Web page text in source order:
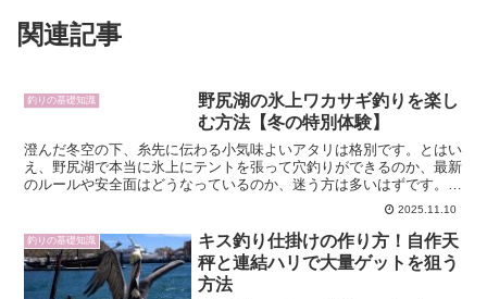
関連記事
釣りの基礎知識
野尻湖の氷上ワカサギ釣りを楽し
む方法【冬の特別体験】
澄んだ冬空の下、糸先に伝わる小気味よいアタリは格別です。とはい
え、野尻湖で本当に氷上にテントを張って穴釣りができるのか、最新
のルールや安全面はどうなっているのか、迷う方は多いはずです。本
稿では、検索意図に応えつつ、氷上の可否と理由、野尻湖で...2025.11.10
釣りの基礎知識
キス釣り仕掛けの作り方！自作天
秤と連結ハリで大量ゲットを狙う
方法